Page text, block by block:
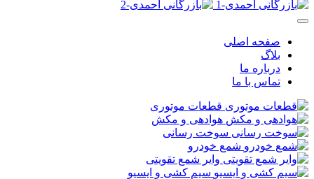
صفحه اصلی
بلاگ
درباره ما
تماس با ما
قطعات موتوری
هوادهی و مکش
سوخت رسانی
شمع خودرو
وایر شمع تقویتی
سیم کشی و ایسیو